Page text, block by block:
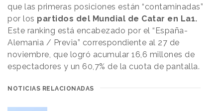
que las primeras posiciones están “contaminadas”
por los partidos del Mundial de Catar en La1.
Este ranking está encabezado por el “España-
Alemania / Previa” correspondiente al 27 de
noviembre, que logró acumular 16,6 millones de
espectadores y un 60,7% de la cuota de pantalla.
NOTICIAS RELACIONADAS